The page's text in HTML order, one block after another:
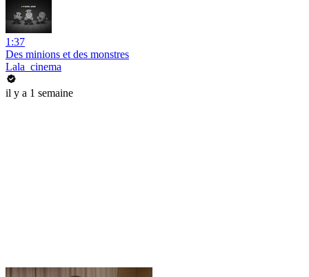
1:37
Des minions et des monstres
Lala_cinema
il y a 1 semaine